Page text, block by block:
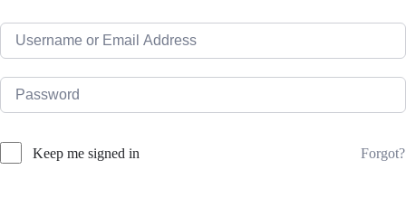
Keep me signed in Forgot?